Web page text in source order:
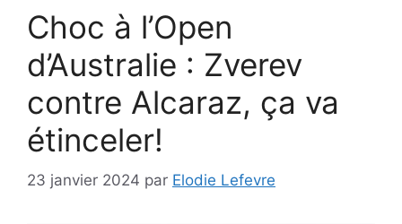
Choc à l’Open
d’Australie : Zverev
contre Alcaraz, ça va
étinceler!
23 janvier 2024 par Elodie Lefevre